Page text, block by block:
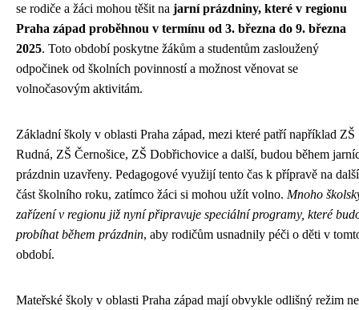
se rodiče a žáci mohou těšit na jarní prázdniny, které v regionu
Praha západ proběhnou v termínu od 3. března do 9. března
2025. Toto období poskytne žákům a studentům zasloužený
odpočinek od školních povinností a možnost věnovat se
volnočasovým aktivitám.
Základní školy v oblasti Praha západ, mezi které patří například ZŠ
Rudná, ZŠ Černošice, ZŠ Dobřichovice a další, budou během
prázdnin uzavřeny. Pedagogové využijí tento čas k přípravě na další
část školního roku, zatímco žáci si mohou užít volno. Mnoho
zařízení v regionu již nyní připravuje speciální programy, které
probíhat během prázdnin, aby rodičům usnadnily péči o děti v
období.
Mateřské školy v oblasti Praha západ mají obvykle odlišný režim